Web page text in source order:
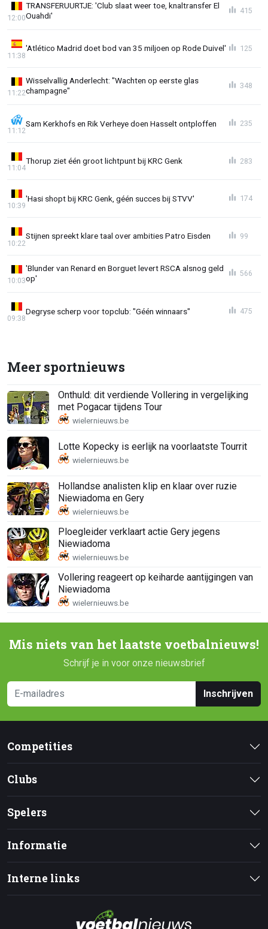
TRANSFERUURTJE: 'Club slaat weer toe, knaltransfer El
Ouahdi'
12:00
415
'Atlético Madrid doet bod van 35 miljoen op Rode Duivel'
11:38
125
Wisselvallig Anderlecht: "Wachten op eerste glas
champagne"
11:22
348
Sam Kerkhofs en Rik Verheye doen Hasselt ontploffen
11:12
235
Thorup ziet één groot lichtpunt bij KRC Genk
11:04
283
'Hasi shopt bij KRC Genk, géén succes bij STVV'
10:39
174
Stijnen spreekt klare taal over ambities Patro Eisden
10:22
99
'Blunder van Renard en Borguet levert RSCA alsnog geld
op'
10:03
566
Degryse scherp voor topclub: "Géén winnaars"
09:38
475
Meer sportnieuws
Onthuld: dit verdiende Vollering in vergelijking
met Pogacar tijdens Tour
Lotte Kopecky is eerlijk na voorlaatste Tourrit
Hollandse analisten klip en klaar over ruzie
Niewiadoma en Gery
Ploegleider verklaart actie Gery jegens
Niewiadoma
Vollering reageert op keiharde aantijgingen van
Niewiadoma
Mis niets van het laatste voetbalnieuws!
Schrijf je in voor onze nieuwsbrief
Inschrijven
Competities
Clubs
Spelers
Informatie
Interne links